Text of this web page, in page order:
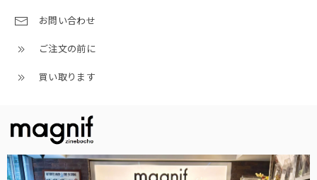
お問い合わせ
ご注文の前に
買い取ります